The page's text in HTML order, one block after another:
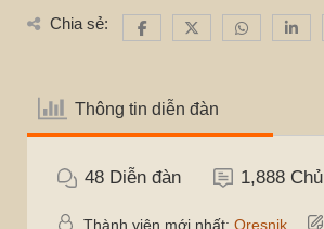
Chia sẻ:
Thông tin diễn đàn
48 Diễn đàn 1,888
Thành viên mới nhất: Oresnik